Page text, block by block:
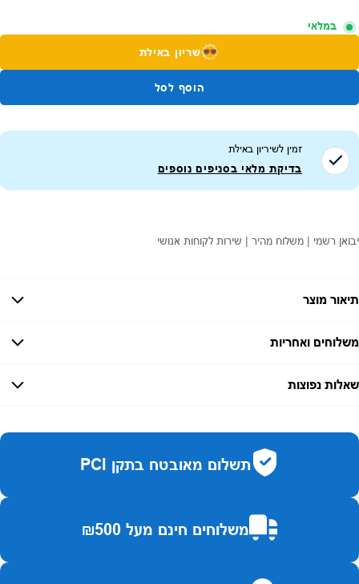
במלאי
שריון באילת
הוסף לסל
זמין לשיריון באילת
בדיקת מלאי בסניפים נוספים
יבואן רשמי | משלוח מהיר | שירות לקוחות אנושי
תיאור מוצר
משלוחים ואחריות
זמן אספקה: עד 7 ימי עסקים
שאלות נפוצות
האם ניתן לחלק תשלומים?
האם ניתן להחזיר מוצר?כן, בהתאם לחוק הגנת הצרכן ובאריזה המקורית
תשלום מאובטח בתקן PCI
משלוחים חינם מעל ₪500